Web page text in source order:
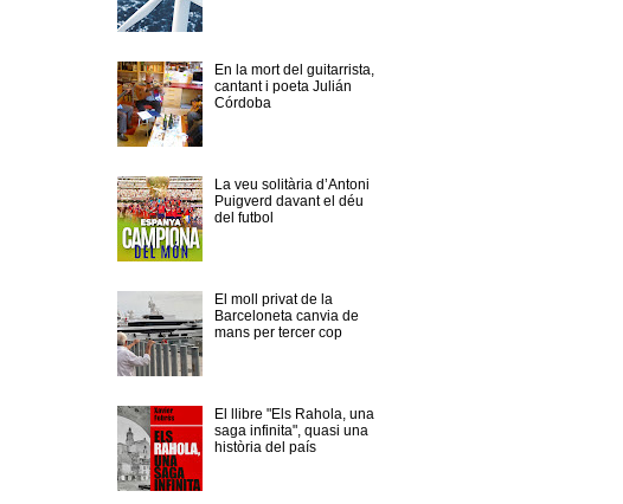
En la mort del guitarrista,
cantant i poeta Julián
Córdoba
La veu solitària d’Antoni
Puigverd davant el déu
del futbol
El moll privat de la
Barceloneta canvia de
mans per tercer cop
El llibre "Els Rahola, una
saga infinita", quasi una
història del país